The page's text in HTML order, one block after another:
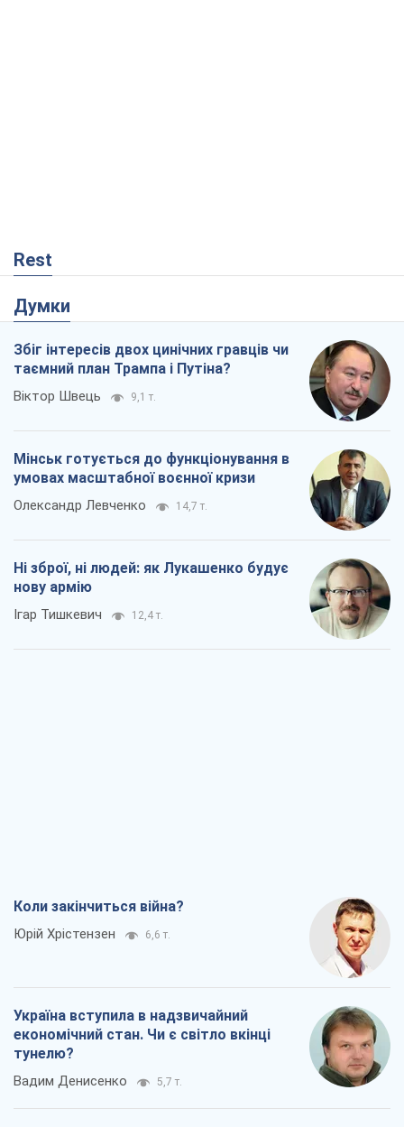
Rest
Думки
Збіг інтересів двох цинічних гравців чи
таємний план Трампа і Путіна?
Віктор Швець 9,1 т.
Мінськ готується до функціонування в
умовах масштабної воєнної кризи
Олександр Левченко 14,7 т.
Ні зброї, ні людей: як Лукашенко будує
нову армію
Ігар Тишкевич 12,4 т.
Коли закінчиться війна?
Юрій Хрістензен 6,6 т.
Україна вступила в надзвичайний
економічний стан. Чи є світло вкінці
тунелю?
Вадим Денисенко 5,7 т.